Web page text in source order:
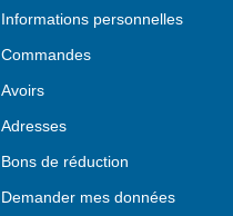
Informations personnelles
Commandes
Avoirs
Adresses
Bons de réduction
Demander mes données